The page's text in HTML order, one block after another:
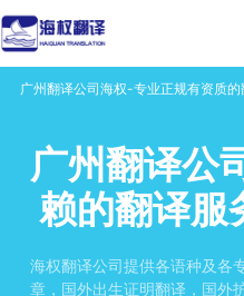
广州翻译公司海权-专业正规有资质
广州翻译公
赖的翻译服
海权翻译公司提供各语种及各
章，国外出生证明翻译，国外